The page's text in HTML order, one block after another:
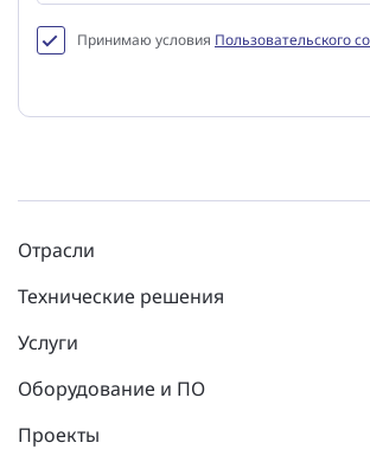
Принимаю условия Пользовательского
Отрасли
Технические решения
Услуги
Оборудование и ПО
Проекты